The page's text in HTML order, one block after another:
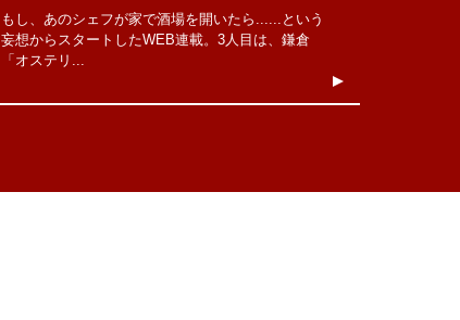
もし、あのシェフが家で酒場を開いたら......という
妄想からスタートしたWEB連載。3人目は、鎌倉
「オステリ...